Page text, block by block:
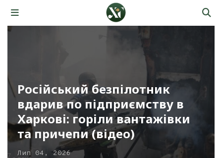
Російський безпілотник
вдарив по підприємству в
Харкові: горіли вантажівки
та причепи (відео)
Лип 04, 2026